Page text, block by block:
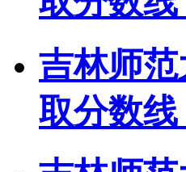
吉林师
取分数